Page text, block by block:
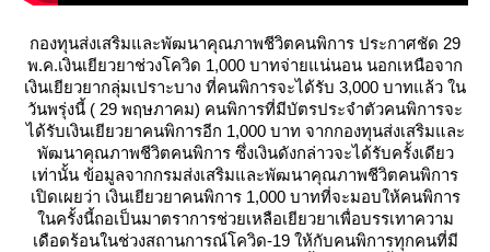
กองทุนส่งเสริมและพัฒนาคุณภาพชีวิตคนพิการ ประกาศชัด 29
พ.ค.เงินเยียวยาช่วงโควิด 1,000 บาทจ่ายแน่นอน นอกเหนือจาก
เงินเยียวยากลุ่มเปราะบาง ที่คนพิการจะได้รับ 3,000 บาทแล้ว ใน
วันพรุ่งนี้ ( 29 พฤษภาคม) คนพิการที่มีบัตรประจำตัวคนพิการจะ
ได้รับเงินเยียวยาคนพิการอีก 1,000 บาท จากกองทุนส่งเสริมและ
พัฒนาคุณภาพชีวิตคนพิการ ซึ่งเงินดังกล่าวจะได้รับครั้งเดียว
เท่านั้น ข้อมูลจากกรมส่งเสริมและพัฒนาคุณภาพชีวิตคนพิการ
เปิดเผยว่า เงินเยียวยาคนพิการ 1,000 บาทที่จะมอบให้คนพิการ
นครั้งนี้ถอเป็นมาตราการช่วยเหลือเยียวยาเพื่อบรรเทาความ
เดือดร้อนในช่วงสถานการณ์โควิด-19 ให้กับคนพิการทุกคนที่มี